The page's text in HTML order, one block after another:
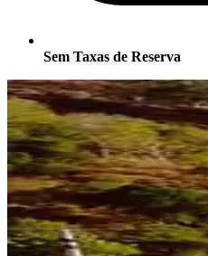
Sem Taxas de Reserva